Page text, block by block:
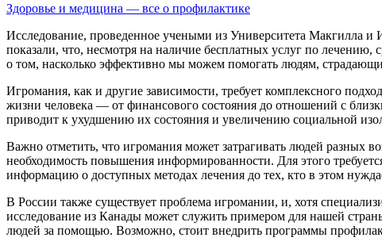
Здоровье и медицина — все о профилактике
Исследование, проведенное учеными из Университета Макгилла и
показали, что, несмотря на наличие бесплатных услуг по лечению,
о том, насколько эффективно мы можем помогать людям,
Игромания, как и другие зависимости, требует комплексного
жизни человека — от финансового состояния до отношений с
приводит к ухудшению их состояния и увеличению социальной
Важно отметить, что игромания может затрагивать людей разных
необходимость повышения информированности. Для этого
информацию о доступных методах лечения до тех, кто в этом
В России также существует проблема игромании, и, хотя
исследование из Канады может служить примером для нашей
людей за помощью. Возможно, стоит внедрить программы